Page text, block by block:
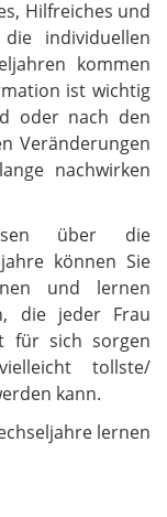
Hilfreiches und
individuellen
kommen
ist wichtig
oder nach den
Veränderungen
nachwirken
über die
können Sie
und lernen
die jeder Frau
für sich sorgen
tollste/
kann.
lernen